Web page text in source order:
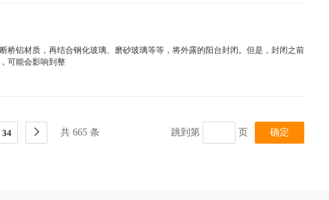
桥铝材质，再结合钢化玻璃、磨砂玻璃等等，将外露的阳台封闭。但是，封闭之前
可能会影响到整
34 共 665 条 跳到第 页 确定